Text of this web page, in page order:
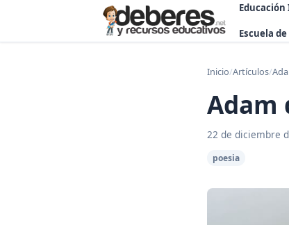
Escuela
Inicio/Artículos/
Adam
22 de diciembre
poesia